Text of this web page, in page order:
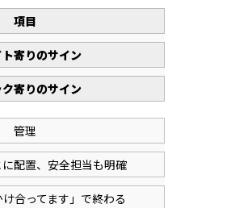
項目
寄りのサイン
寄りのサイン
管理
配置、安全担当も明確
け合ってます」で終わる